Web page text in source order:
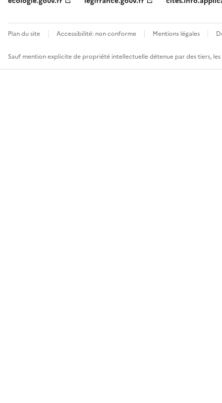
Plan du site Accessibilité: non conforme Mentions légales
Sauf mention explicite de propriété intellectuelle détenue par des tiers,